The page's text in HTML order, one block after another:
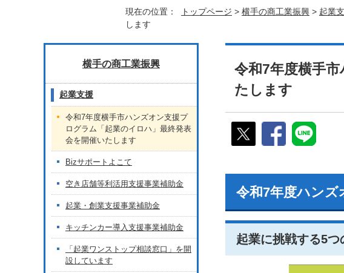
現在の位置： トップページ > 横手の商工業振興 > 起業
します
令和7年度横手
たします
令和7年度ハン
起業に挑戦する5つ
横手の商工業振興
起業支援
令和7年度横手市ハンズオン支援プ
ログラム「起業のイロハ」最終発表
会を開催いたします
Bizサポートよこて
空き店舗等利活用支援事業補助金
起業・創業支援事業補助金
キッチンカー導入支援事業補助金
「起業ワンストップ相談窓口」を開
設しています